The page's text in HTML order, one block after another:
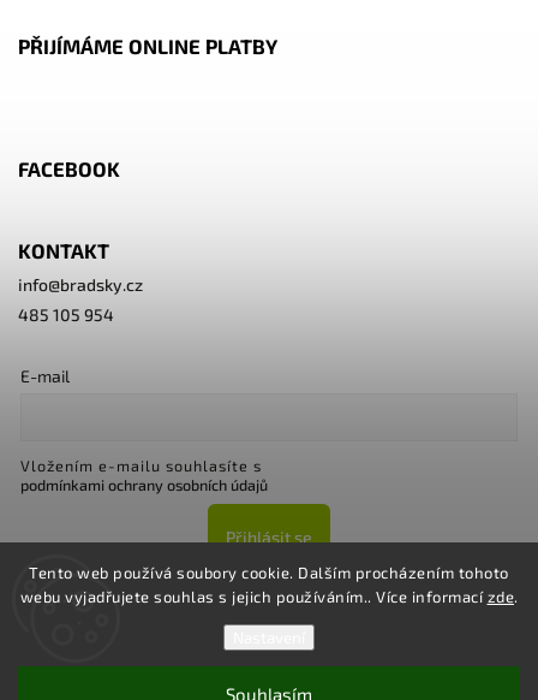
Tento web používá soubory cookie. Dalším procházením tohoto
webu vyjadřujete souhlas s jejich používáním.. Více informacízde.
Souhlasím
PŘIJÍMÁME ONLINE PLATBY
FACEBOOK
KONTAKT
info@bradsky.cz
485 105 954
E-mail
Vložením e-mailu souhlasíte s
podmínkami ochrany osobních údajů
Přihlásit se